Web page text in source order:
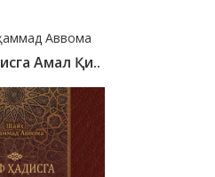
Аввома
Амал Қи..